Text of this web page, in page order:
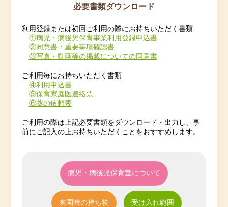
必要書類ダウンロード
利用登録または初回ご利用の際にお持ちいただく書類
①病児・病後児保育事業利用登録申込書
②同意書・重要事項確認書
③写真・動画等の掲載についての同意書
ご利用毎にお持ちいただく書類
④利用申込書
⑤保育家庭医連絡票
⑥薬の依頼表
ご利用の際は上記必要書類をダウンロード・出力し、事
前にご記入の上お持ちいただくことをおすすめします。
病児・病後児保育室について
来園時の持ち物 受け入れ範囲